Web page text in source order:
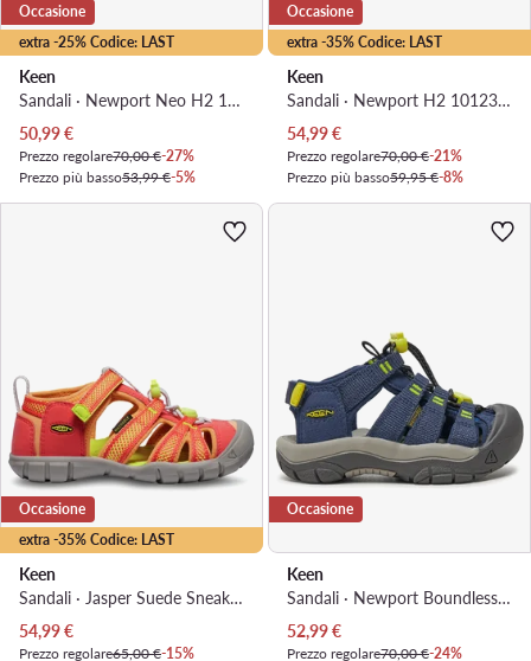
extra -25% Codice: LAST
Occasione
Keen
Sandali · Newport Neo H2 1018434 · Grigio
Prezzo attuale
50,99€
Prezzo regolare70,00 €-27%
Prezzo più basso53,99 €-5%
extra -35% Codice: LAST
Occasione
Keen
Sandali · Newport H2 1012300 · Rosso
Prezzo attuale
54,99€
Prezzo regolare70,00 €-21%
Prezzo più basso59,95 €-8%
extra -35% Codice: LAST
Occasione
Keen
Sandali · Jasper Suede Sneakers 1028844 · Arancione
Prezzo attuale
54,99€
Prezzo regolare65,00 €-15%
Occasione
Keen
Sandali · Newport Boundless 1028781 · Blu scuro
Prezzo attuale
52,99€
Prezzo regolare70,00 €-24%